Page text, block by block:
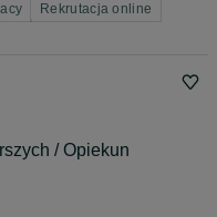
Rekrutacja online
/ Opiekun